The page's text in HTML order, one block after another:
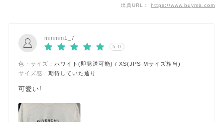
出典URL： https://www.buyma.com
minmin1_7
5.0
色・サイズ： ホワイト(即発送可能) / XS(JPS-Mサイズ相当)
サイズ感： 期待していた通り
可愛い!